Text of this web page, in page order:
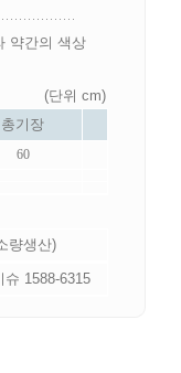
약간의 색상
(단위 cm)
총기장
60
량생산)
슈 1588-6315